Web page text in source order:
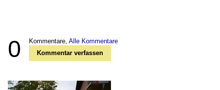
0 Kommentare, Alle Kommentare
Kommentar verfassen